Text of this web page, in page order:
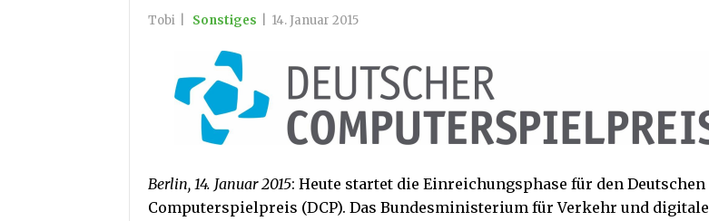
Tobi Sonstiges 14. Januar 2015
Berlin, 14. Januar 2015: Heute startet die Einreichungsphase für den Deutschen
Computerspielpreis (DCP). Das Bundesministerium für Verkehr und digitale